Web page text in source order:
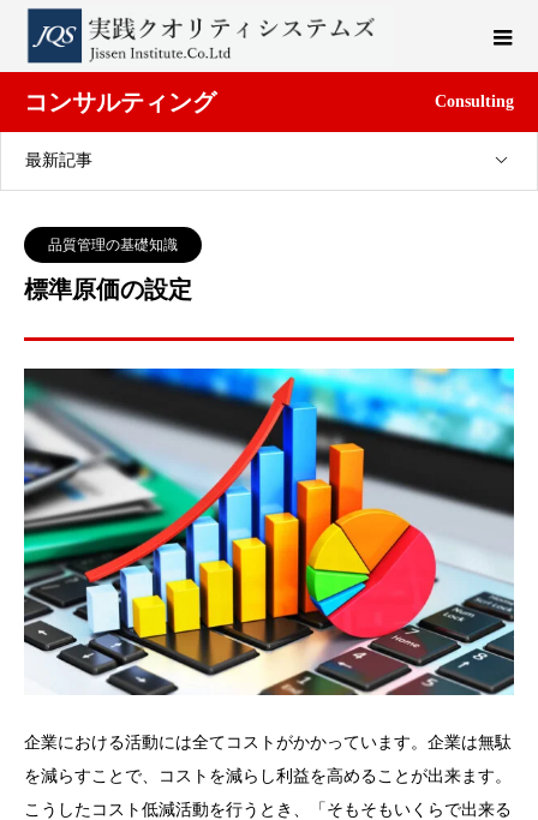
コンサルティング Consulting
最新記事
品質管理の基礎知識
標準原価の設定
企業における活動には全てコストがかかっています。企業は無駄
を減らすことで、コストを減らし利益を高めることが出来ます。
こうしたコスト低減活動を行うとき、「そもそもいくらで出来る